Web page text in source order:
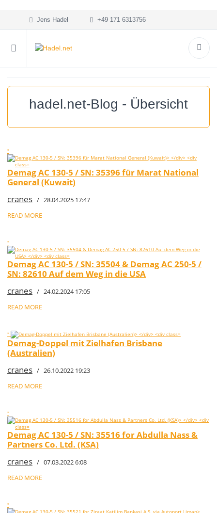
Jens Hadel +49 171 6313756
hadel.net-Blog - Übersicht
"
Demag AC 130-5 / SN: 35396 für Marat National
General (Kuwait)
cranes / 28.04.2025 17:47
READ MORE
"
Demag AC 130-5 / SN: 35504 & Demag AC 250-5 /
SN: 82610 Auf dem Weg in die USA
cranes / 24.02.2024 17:05
READ MORE
"
Demag-Doppel mit Zielhafen Brisbane
(Australien)
cranes / 26.10.2022 19:23
READ MORE
"
Demag AC 130-5 / SN: 35516 for Abdulla Nass &
Partners Co. Ltd. (KSA)
cranes / 07.03.2022 6:08
READ MORE
"